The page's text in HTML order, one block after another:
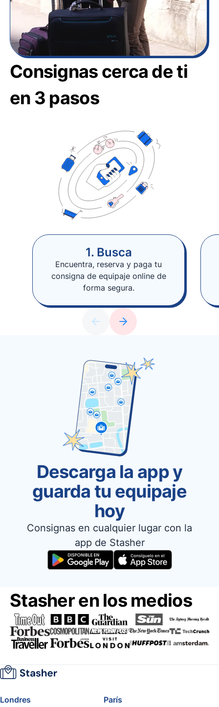
Consignas cerca de ti
en 3 pasos
1. Busca
Encuentra, reserva y paga tu
consigna de equipaje online de
forma segura.
Descarga la app y
guarda tu equipaje
hoy
Consignas en cualquier lugar con la
app de Stasher
Stasher en los medios
Londres
París